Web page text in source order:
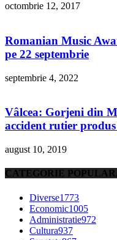
octombrie 12, 2017
Romanian Music
pe 22 septembrie
septembrie 4, 2022
Vâlcea: Gorjeni din
accident rutier
august 10, 2019
CATEGORIE
Diverse1773
Economic1005
Administratie972
Cultura937